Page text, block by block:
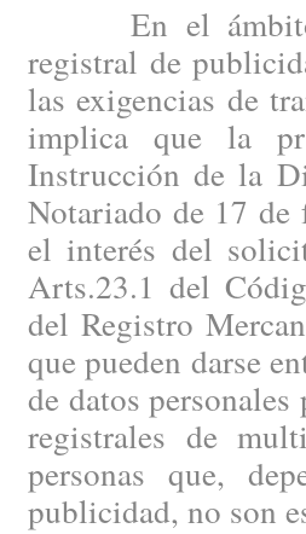
En el ámbito
registral de
las exigencias de
implica que la
Instrucción de la
Notariado de 17 de
el interés del
Arts.23.1 del
del Registro
que pueden darse
de datos
registrales de
personas que,
publicidad, no son